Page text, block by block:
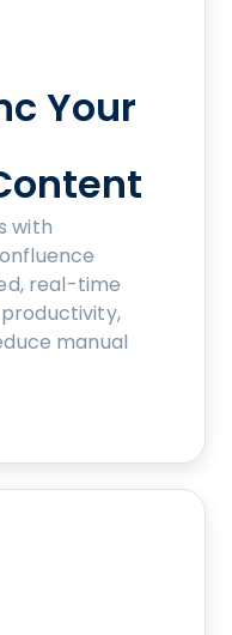
Your
with
real-time
manual